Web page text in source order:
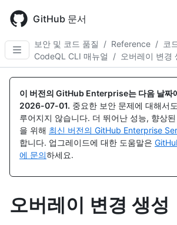
main
content
GitHub 문서
보안 및 코드 품질 / Reference / 코
CodeQL CLI 매뉴얼
/ 오버레이 변경
이 버전의 GitHub Enterprise는 다음 날짜
2026-07-01. 중요한 보안 문제에 대해서
루어지지 않습니다. 더 뛰어난 성능, 향상
을 위해 최신 버전의 GitHub Enterprise
합니다. 업그레이드에 대한 도움말은
에 문의하세요.
오버레이 변경 생성